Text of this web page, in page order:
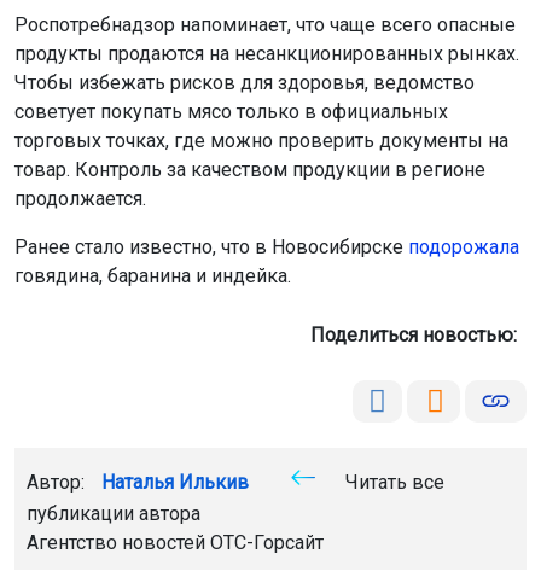
Роспотребнадзор напоминает, что чаще всего опасные
продукты продаются на несанкционированных рынках.
Чтобы избежать рисков для здоровья, ведомство
советует покупать мясо только в официальных
торговых точках, где можно проверить документы на
товар. Контроль за качеством продукции в регионе
продолжается.
Ранее стало известно, что в Новосибирске подорожала
говядина, баранина и индейка.
Поделиться новостью:
Автор: Наталья Илькив
Читать все
публикации автора
Агентство новостей ОТС-Горсайт